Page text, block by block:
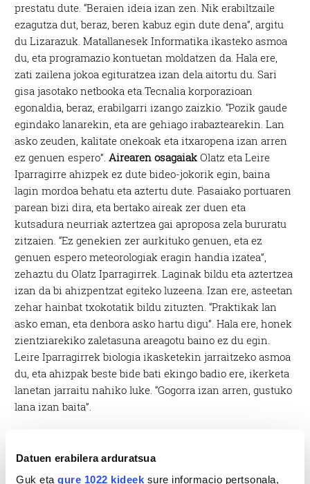
Datuen erabilera arduratsua
Guk eta gure 1022 kideek sure informacio pertsonala,
prestatu dute. “Beraien ideia izan zen. Nik erabiltzaile
ezagutza dut, beraz, beren kabuz egin dute dena”, argitu
du Lizarazuk. Matallanesek Informatika ikasteko asmoa
du, eta programazio kontuetan moldatzen da. Hala ere,
zati zailena jokoa egituratzea izan dela aitortu du. Sari
gisa jasotako netbooka eta Tecnalia korporazioan
egonaldia, beraz, erabilgarri izango zaizkio. “Pozik gaude
egindako lanarekin, eta are gehiago irabaztearekin. Lan
asko zeuden, kalitate onekoak eta itxaropena izan arren
ez genuen espero”.Airearen osagaiak Olatz eta Leire
Iparragirre ahizpek ez dute bideo-jokorik egin, baina
lagin mordoa behatu eta aztertu dute. Pasaiako portuaren
parean bizi dira, eta bertako aireak zer duen eta
kutsadura neurriak aztertzea gai aproposa zela bururatu
zitzaien. “Ez genekien zer aurkituko genuen, eta ez
genuen espero meteorologiak eragin handia izatea”,
zehaztu du Olatz Iparragirrek. Laginak bildu eta aztertzea
izan da bi ahizpentzat egiteko luzeena. Izan ere, asteetan
zehar hainbat txokotatik bildu zituzten. “Praktikak lan
asko eman, eta denbora asko hartu digu”. Hala ere, honek
zientziarekiko zaletasuna areagotu baino ez du egin.
Leire Iparragirrek biologia ikasketekin jarraitzeko asmoa
du, eta ahizpak beste bide bati ekingo badio ere, ikerketa
lanetan jarraitu nahiko luke. “Gogorra izan arren, gustuko
lana izan baita”.